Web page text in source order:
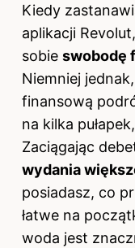
Kiedy
aplikacji
sobie swobodę
Niemniej
finansową
na kilka
Zaciągając
wydania
posiadasz, co
łatwe na
woda jest